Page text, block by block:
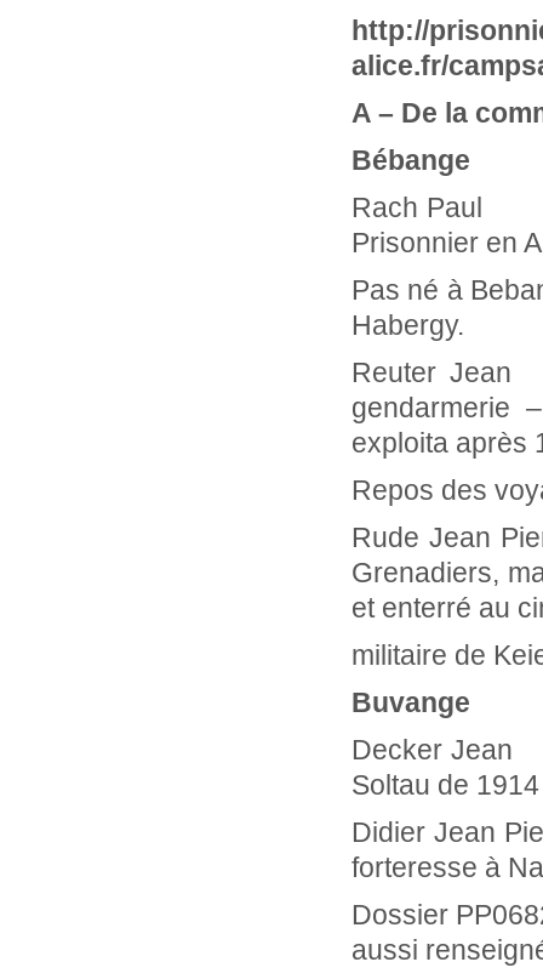
http://
alice.fr/
A – De la
Bébange
Rach
Prisonnier en
Pas né à
Habergy.
Reuter
gendarmerie
exploita après
Repos des
Rude Jean
Grenadiers,
et enterré au
militaire de
Buvange
Decker
Soltau de
Didier Jean
forteresse à
Dossier
aussi